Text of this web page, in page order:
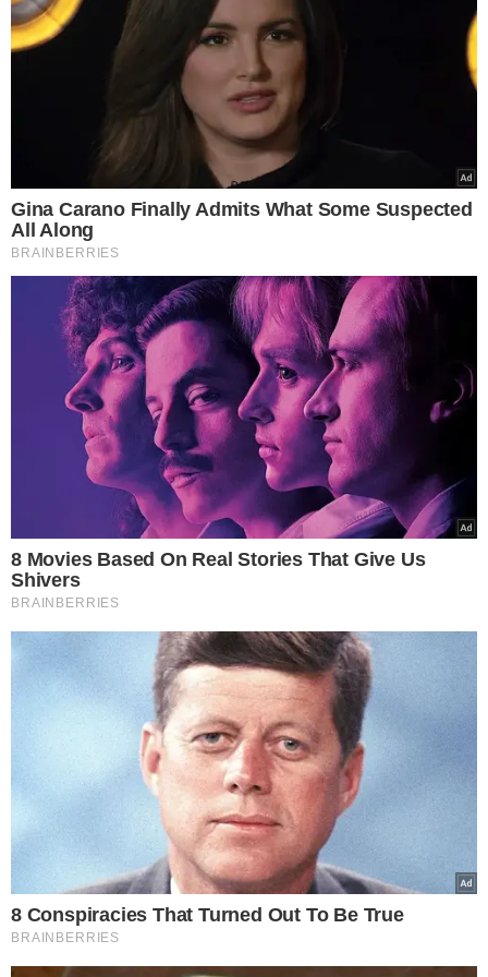
PARA TRAÇAR ESTRATÉGIAS
Essa iniciativa visa traçar estratégia adequada de
evacuação e resgate, levando em consideração as
características específicas da comunidade local e
garantindo uma resposta rápida e eficiente em situações
de risco. Além da UHE Boa Esperança, a Eletrobras Chesf
implanta o PAE em todos os seus empreendimentos
hidrelétricos.
EM CASO DE RETIRADA PREVENTIVA
Os simulados visam orientar e treinar a população
sobre as medidas a serem tomadas no caso de
necessidade de retirada preventiva. Esta é a última
etapa de implantação do PAE, e atende à Política Nacional
de Segurança da Barragens para proporcionar uma
cultura de mais segurança para todos na região do
empreendimento.